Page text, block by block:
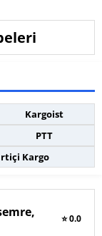
Kargoist
PTT
Kargo
⭐ 0.0